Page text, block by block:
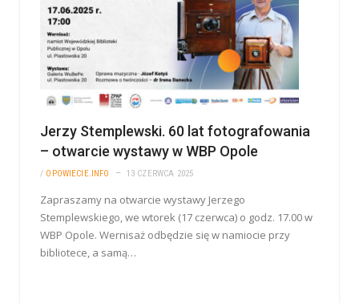
Jerzy Stemplewski. 60 lat fotografowania
– otwarcie wystawy w WBP Opole
/ OPOWIECIE.INFO 13 CZERWCA 2025
Zapraszamy na otwarcie wystawy Jerzego
Stemplewskiego, we wtorek (17 czerwca) o godz. 17.00 w
WBP Opole. Wernisaż odbędzie się w namiocie przy
bibliotece, a samą…